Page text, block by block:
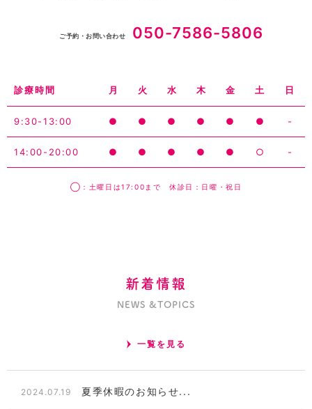
ご予約・お問い合わせ 050-7586-5806
診療時間 月 火 水 木 金 土 日
9:30-13:00 ● ● ● ● ● ● -
14:00-20:00 ● ● ● ● ● ○ -
◯：土曜日は17:00まで 休診日：日曜・祝日
新着情報
NEWS &TOPICS
一覧を見る
2024.07.19 夏季休暇のお知らせ...